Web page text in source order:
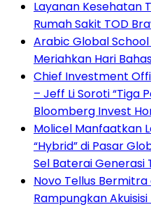
Layanan Kesehatan
Rumah Sakit TOD
Arabic Global
Meriahkan Hari
Chief Investment
– Jeff Li Soroti “Tiga
Bloomberg Invest
Molicel Manfaatkan
“Hybrid” di Pasar
Sel Baterai Generasi
Novo Tellus Bermitra
Rampungkan